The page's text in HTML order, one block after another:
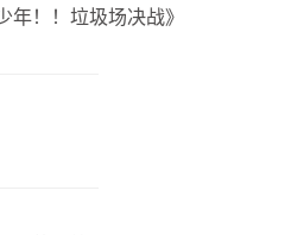
年！！垃圾场决战》